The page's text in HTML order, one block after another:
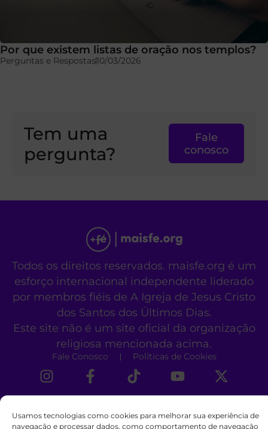
Usamos tecnologias como cookies para melhorar sua experiência de
navegação e processar dados, como comportamento de navegação
Por que existem listas de oração nos templos?
Perguntas e Respostas10/03/2026
Tem uma
pergunta?
Fale
conosco
Todos os direitos reservados. maisfe.org é um
esforço internacional independente liderado
por membros fiéis de A Igreja de Jesus Cristo
dos Santos dos Últimos Dias.
Este site não é um site oficial da organização
religiosa mencionada acima.
Fale Conosco Políticas de Cookies